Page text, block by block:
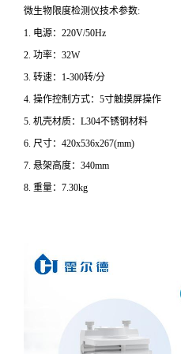
微生物限度检测仪技术参数:
1. 电源：220V/50Hz
2. 功率：32W
3. 转速：1-300转/分
4. 操作控制方式：5寸触摸屏操作
5. 机壳材质：L304不锈钢材料
6. 尺寸：420x536x267(mm)
7. 悬架高度：340mm
8. 重量：7.30kg